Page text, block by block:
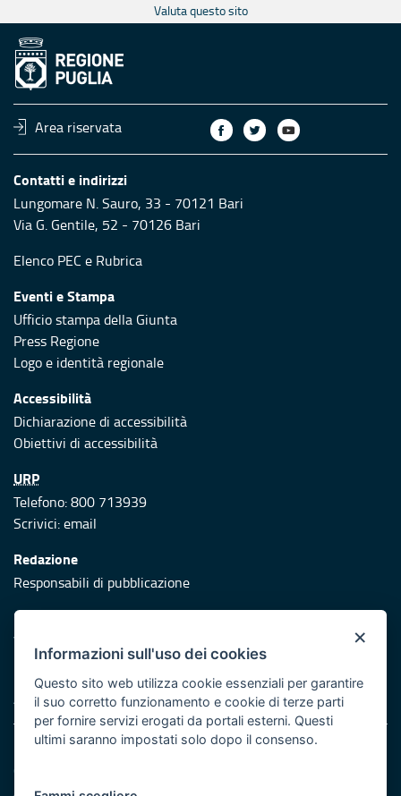
Valuta questo sito
Area riservata
Contatti e indirizzi
Lungomare N. Sauro, 33 - 70121 Bari
Via G. Gentile, 52 - 70126 Bari
Elenco PEC e Rubrica
Eventi e Stampa
Ufficio stampa della Giunta
Press Regione
Logo e identità regionale
Accessibilità
Dichiarazione di accessibilità
Obiettivi di accessibilità
URP
Telefono: 800 713939
Scrivici:email
Redazione
Responsabili di pubblicazione
Protezione civile
Vai al sito di Protezione Civile Puglia
Iniziativa finanziata con risorse del POR Puglia 2014/2020 -
Asse XI
Note legali
Cookie e privacy
Atti di notifica
×
Informazioni sull'uso dei cookies
Questo sito web utilizza cookie essenziali per garantire
il suo corretto funzionamento e cookie di terze parti
per fornire servizi erogati da portali esterni. Questi
ultimi saranno impostati solo dopo il consenso.